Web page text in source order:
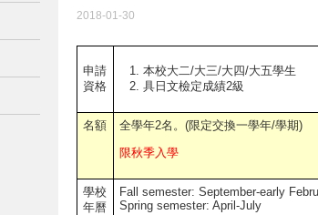
2018-01-30
申請
資格
本校大二/大三/大四/大五學生
具日文檢定成績2級
名額
全學年2名。(限定交換一學年/學期)
限秋季入學
學校
年曆
Fall semester: September-early
Spring semester: April-July